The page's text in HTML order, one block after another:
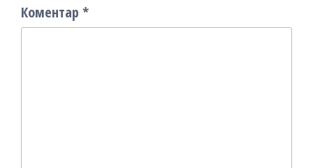
Коментар *